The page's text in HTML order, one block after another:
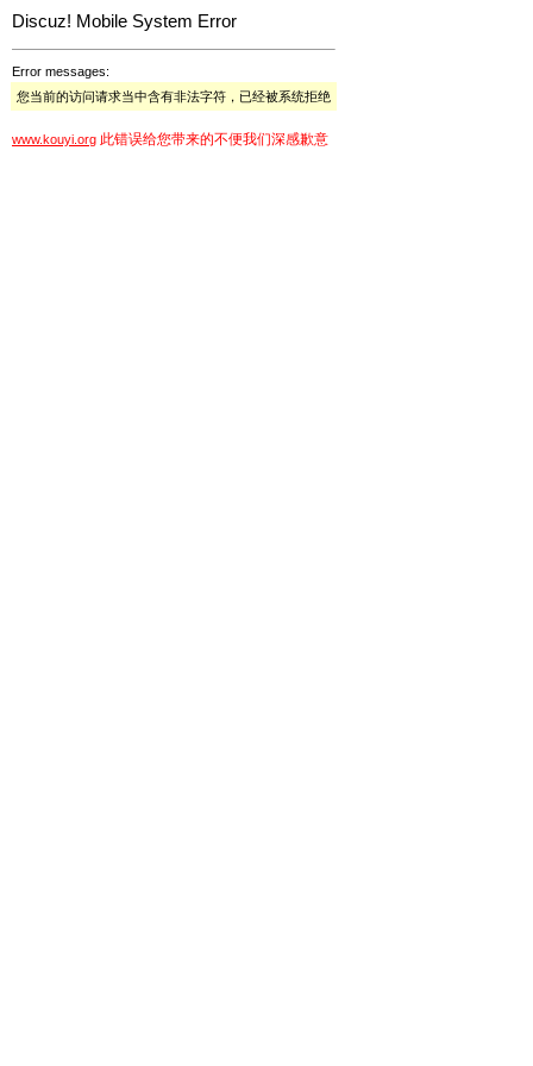
Discuz! Mobile System Error
Error messages:
您当前的访问请求当中含有非法字符，已经被系统拒绝
www.kouyi.org 此错误给您带来的不便我们深感歉意